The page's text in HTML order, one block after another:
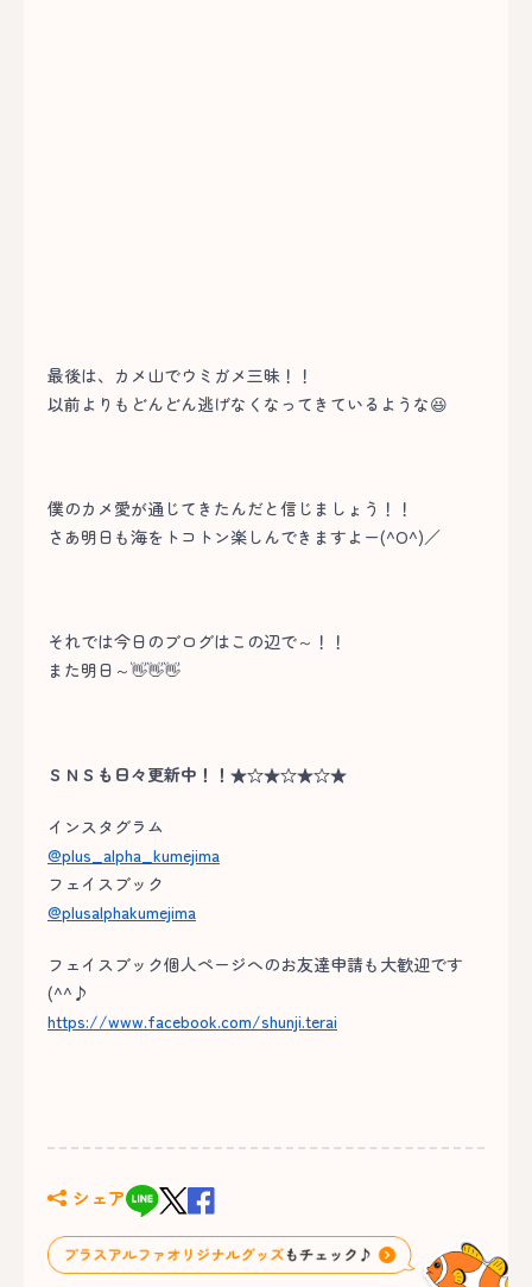
最後は、カメ山でウミガメ三昧！！
以前よりもどんどん逃げなくなってきているような😆
僕のカメ愛が通じてきたんだと信じましょう！！
さあ明日も海をトコトン楽しんできますよー(^O^)／
それでは今日のブログはこの辺で～！！
また明日～👋👋👋
ＳＮＳも日々更新中！！★☆★☆★☆★
インスタグラム
@plus_alpha_kumejima
フェイスブック
@plusalphakumejima
フェイスブック個人ページへのお友達申請も大歓迎です
(^^♪
https://www.facebook.com/shunji.terai
シェア